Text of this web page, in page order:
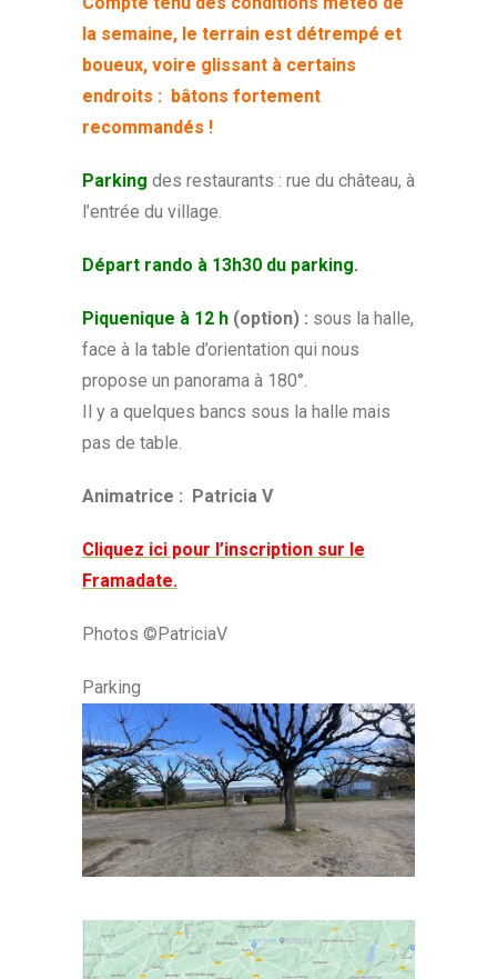
la semaine, le terrain est détrempé et
boueux, voire glissant à certains
endroits : bâtons fortement
recommandés !
Parking des restaurants : rue du château, à
l’entrée du village.
Départ rando à 13h30 du parking.
Piquenique à 12 h (option) : sous la halle,
face à la table d’orientation qui nous
propose un panorama à 180°.
Il y a quelques bancs sous la halle mais
pas de table.
Animatrice : Patricia V
Cliquez ici pour l’inscription sur le
Framadate.
Photos ©PatriciaV
Parking